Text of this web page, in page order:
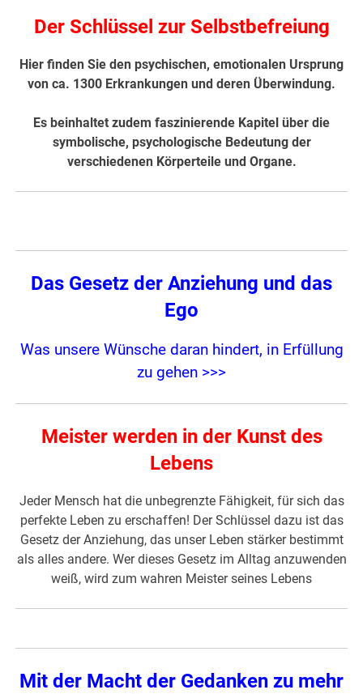
Der Schlüssel zur Selbstbefreiung
Hier finden Sie den psychischen, emotionalen Ursprung
von ca. 1300 Erkrankungen und deren Überwindung.
Es beinhaltet zudem faszinierende Kapitel über die
symbolische, psychologische Bedeutung der
verschiedenen Körperteile und Organe.
Das Gesetz der Anziehung und das
Ego
Was unsere Wünsche daran hindert, in Erfüllung
zu gehen >>>
Meister werden in der Kunst des
Lebens
Jeder Mensch hat die unbegrenzte Fähigkeit, für sich das
perfekte Leben zu erschaffen! Der Schlüssel dazu ist das
Gesetz der Anziehung, das unser Leben stärker bestimmt
als alles andere. Wer dieses Gesetz im Alltag anzuwenden
weiß, wird zum wahren Meister seines Lebens
Mit der Macht der Gedanken zu mehr